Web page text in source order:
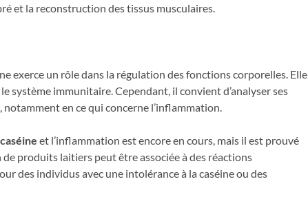
et la reconstruction des tissus musculaires.
exerce un rôle dans la régulation des fonctions corporelles. Elle
système immunitaire. Cependant, il convient d’analyser ses
en ce qui concerne l’inflammation.
caséine et l’inflammation est encore en cours, mais il est prouvé
produits laitiers peut être associée à des réactions
des individus avec une intolérance à la caséine ou des